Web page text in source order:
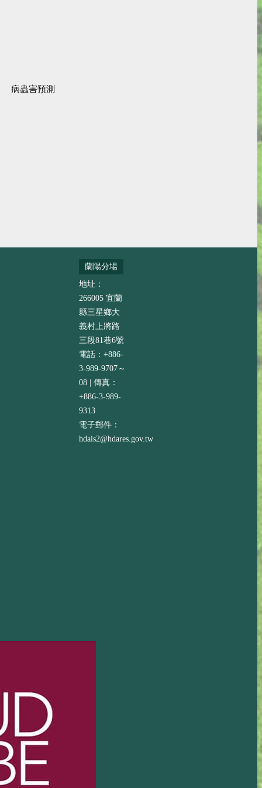
病蟲害預測
蘭陽分場
地址：
266005 宜蘭
縣三星鄉大
義村上將路
三段81巷6號
電話：+886-
3-989-9707～
08 | 傳真：
+886-3-989-
9313
電子郵件：
hdais2@hdares.gov.tw